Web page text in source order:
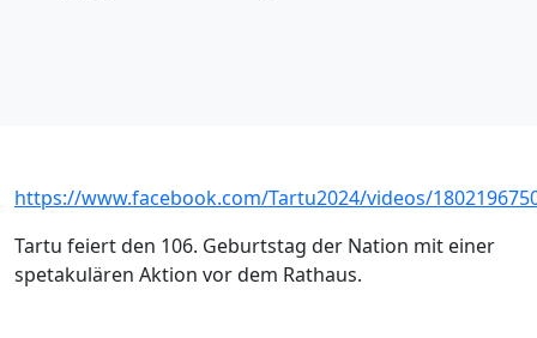
https://www.facebook.com/Tartu2024/videos/
Tartu feiert den 106. Geburtstag der Nation mit einer
spetakulären Aktion vor dem Rathaus.